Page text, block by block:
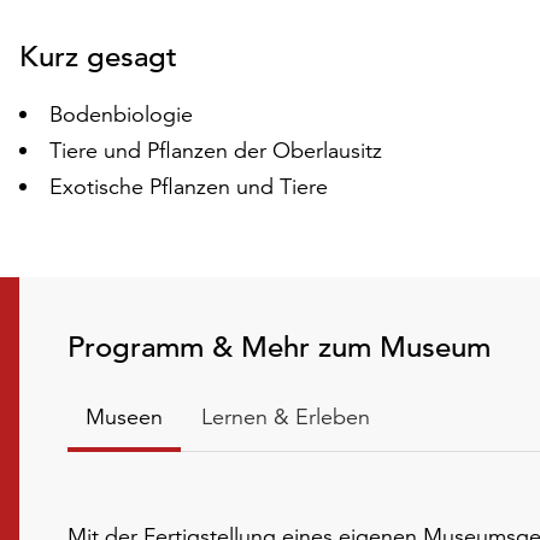
Kurz gesagt
Bodenbiologie
Tiere und Pflanzen der Oberlausitz
Exotische Pflanzen und Tiere
Programm & Mehr zum Museum
Museen Lernen & Erleben